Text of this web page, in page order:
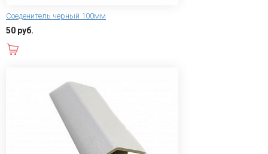
Соеденитель черный 100мм
50 руб.